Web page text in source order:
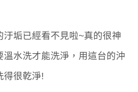
垢已經看不見啦~真的很神
溫水洗才能洗淨，用這台的沖
得很乾淨!